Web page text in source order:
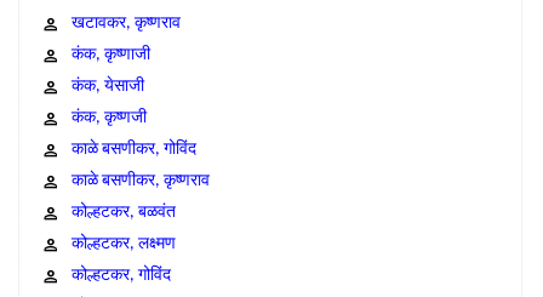
खटावकर, कृष्णराव
कंक, कृष्णाजी
कंक, येसाजी
कंक, कृष्णजी
काळे बसणीकर, गोविंद
काळे बसणीकर, कृष्णराव
कोल्हटकर, बळवंत
कोल्हटकर, लक्ष्मण
कोल्हटकर, गोविंद